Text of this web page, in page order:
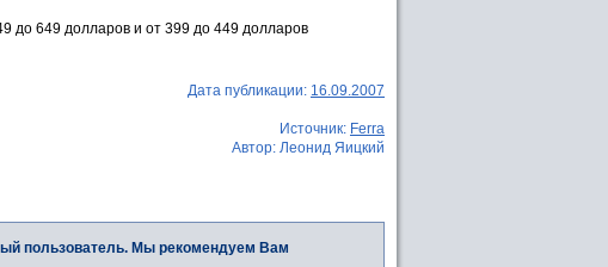
до 649 долларов и от 399 до 449 долларов
Дата публикации: 16.09.2007
Источник: Ferra
Автор: Леонид Яицкий
пользователь. Мы рекомендуем Вам